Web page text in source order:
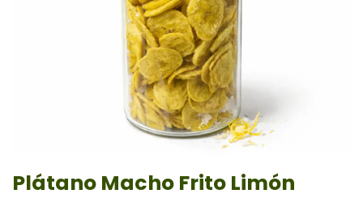
Plátano Macho Frito Limón